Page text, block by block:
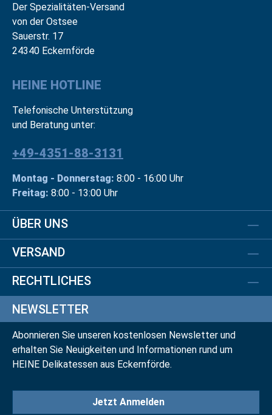
Der Spezialitäten-Versand
von der Ostsee
Sauerstr. 17
24340 Eckernförde
HEINE HOTLINE
Telefonische Unterstützung
und Beratung unter:
+49-4351-88-3131
Montag - Donnerstag: 8:00 - 16:00 Uhr
Freitag: 8:00 - 13:00 Uhr
ÜBER UNS
VERSAND
RECHTLICHES
NEWSLETTER
Abonnieren Sie unseren kostenlosen Newsletter und
erhalten Sie Neuigkeiten und Informationen rund um
HEINE Delikatessen aus Eckernförde.
Jetzt Anmelden